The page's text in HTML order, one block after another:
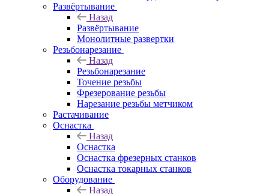
Развёртывание
Назад
Развёртывание
Монолитные развертки
Резьбонарезание
Назад
Резьбонарезание
Точение резьбы
Фрезерование резьбы
Нарезание резьбы метчиком
Растачивание
Оснастка
Назад
Оснастка
Оснастка фрезерных станков
Оснастка токарных станков
Оборудование
Назад